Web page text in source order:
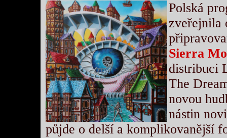
Polská
zveřejnila
Sierra
distribuci
The
novou
nástin
půjde o delší a komplikovanější